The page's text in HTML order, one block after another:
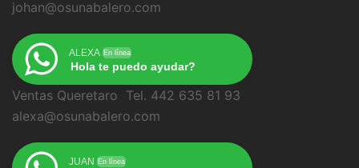
johan@osunabalero.com
ALEXA En línea
Hola te puedo ayudar?
Ventas Queretaro Tel. 442 635 81 93
alexa@osunabalero.com
JUAN En línea